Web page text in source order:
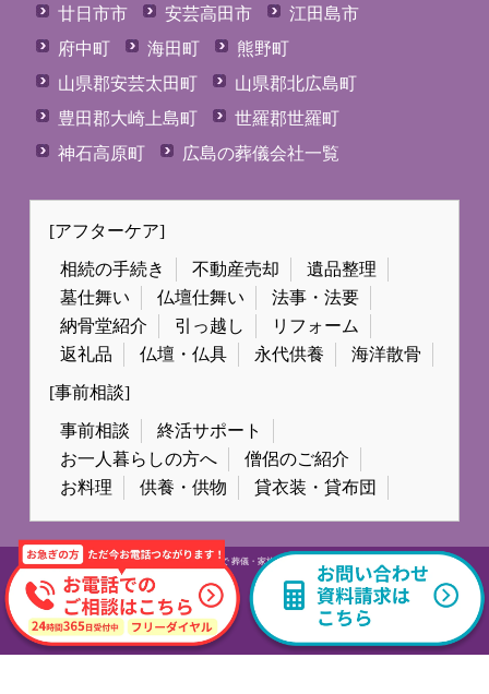
廿日市市
安芸高田市
江田島市
府中町
海田町
熊野町
山県郡安芸太田町
山県郡北広島町
豊田郡大崎上島町
世羅郡世羅町
神石高原町
広島の葬儀会社一覧
[アフターケア]
相続の手続き 不動産売却
遺品整理
墓仕舞い
仏壇仕舞い
法事・法要
納骨堂紹介
引っ越し
リフォーム
返礼品
仏壇・仏具 永代供養 海洋散骨
[事前相談]
事前相談
終活サポート
お一人暮らしの方へ
僧侶のご紹介
お料理
供養・供物 貸衣装・貸布団
© All Rights Reserved. 広島市で 葬儀・家族葬なら日本終活セレモニー